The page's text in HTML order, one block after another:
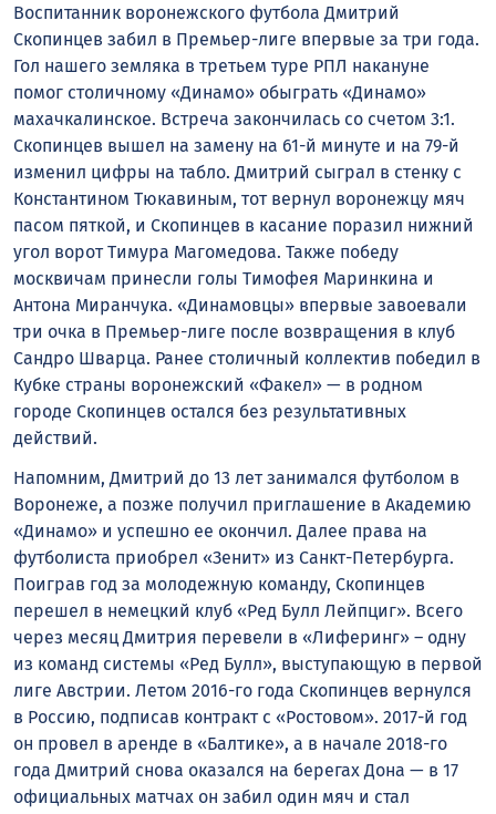
Воспитанник воронежского футбола Дмитрий
Скопинцев забил в Премьер-лиге впервые за три года.
Гол нашего земляка в третьем туре РПЛ накануне
помог столичному «Динамо» обыграть «Динамо»
махачкалинское. Встреча закончилась со счетом 3:1.
Скопинцев вышел на замену на 61-й минуте и на 79-й
изменил цифры на табло. Дмитрий сыграл в стенку с
Константином Тюкавиным, тот вернул воронежцу мяч
пасом пяткой, и Скопинцев в касание поразил нижний
угол ворот Тимура Магомедова. Также победу
москвичам принесли голы Тимофея Маринкина и
Антона Миранчука. «Динамовцы» впервые завоевали
три очка в Премьер-лиге после возвращения в клуб
Сандро Шварца. Ранее столичный коллектив победил в
Кубке страны воронежский «Факел» — в родном
городе Скопинцев остался без результативных
действий.
Напомним, Дмитрий до 13 лет занимался футболом в
Воронеже, а позже получил приглашение в Академию
«Динамо» и успешно ее окончил. Далее права на
футболиста приобрел «Зенит» из Санкт-Петербурга.
Поиграв год за молодежную команду, Скопинцев
перешел в немецкий клуб «Ред Булл Лейпциг». Всего
через месяц Дмитрия перевели в «Лиферинг» – одну
из команд системы «Ред Булл», выступающую в первой
лиге Австрии. Летом 2016-го года Скопинцев вернулся
в Россию, подписав контракт с «Ростовом». 2017-й год
он провел в аренде в «Балтике», а в начале 2018-го
года Дмитрий снова оказался на берегах Дона — в 17
официальных матчах он забил один мяч и стал